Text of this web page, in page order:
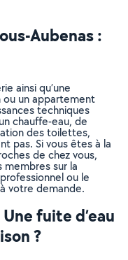
Aubenas :
ainsi qu’une
ou un appartement
techniques
chauffe-eau, de
des toilettes,
pas. Si vous êtes à la
de chez vous,
sur la
ou le
votre demande.
fuite d’eau
?